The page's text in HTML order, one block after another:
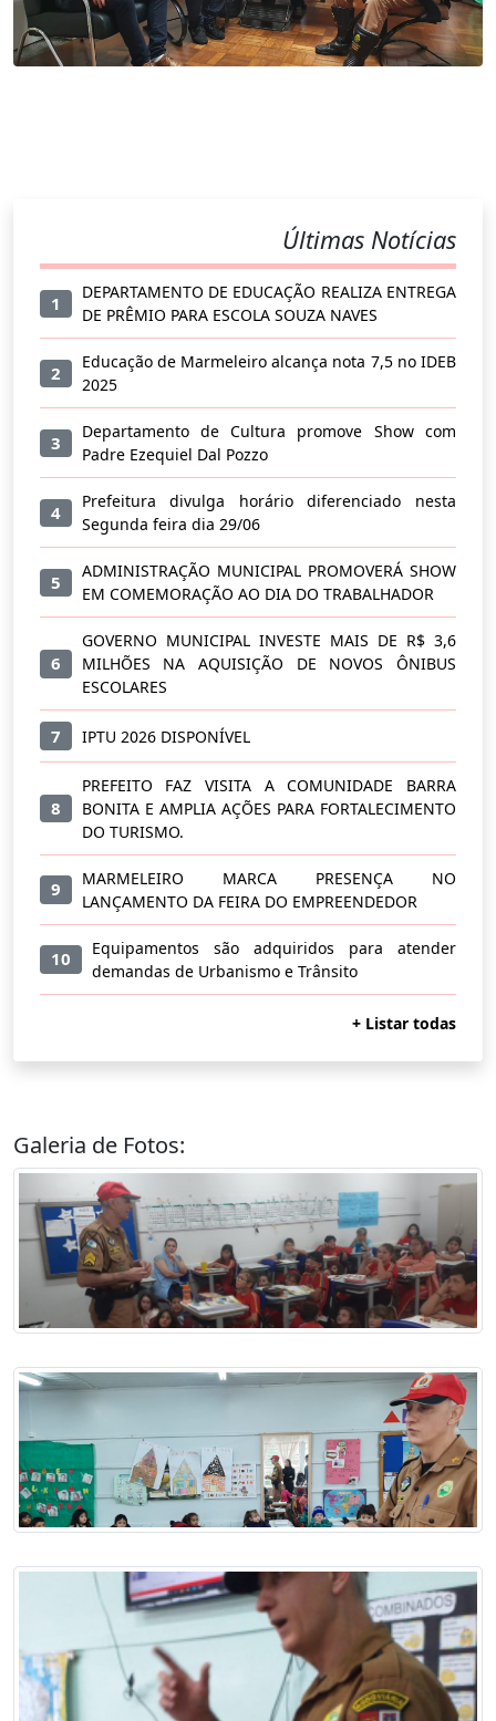
Últimas Notícias
1
DEPARTAMENTO DE EDUCAÇÃO REALIZA ENTREGA
DE PRÊMIO PARA ESCOLA SOUZA NAVES
2
Educação de Marmeleiro alcança nota 7,5 no IDEB
2025
3
Departamento de Cultura promove Show com
Padre Ezequiel Dal Pozzo
4
Prefeitura divulga horário diferenciado nesta
Segunda feira dia 29/06
5
ADMINISTRAÇÃO MUNICIPAL PROMOVERÁ SHOW
EM COMEMORAÇÃO AO DIA DO TRABALHADOR
6
GOVERNO MUNICIPAL INVESTE MAIS DE R$ 3,6
MILHÕES NA AQUISIÇÃO DE NOVOS ÔNIBUS
ESCOLARES
7 IPTU 2026 DISPONÍVEL
8
PREFEITO FAZ VISITA A COMUNIDADE BARRA
BONITA E AMPLIA AÇÕES PARA FORTALECIMENTO
DO TURISMO.
9
MARMELEIRO MARCA PRESENÇA NO
LANÇAMENTO DA FEIRA DO EMPREENDEDOR
10
Equipamentos são adquiridos para atender
demandas de Urbanismo e Trânsito
+ Listar todas
Galeria de Fotos: